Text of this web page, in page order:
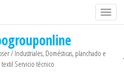
C
a
/ Industriales, Domésticas, planchado e
Servicio técnico